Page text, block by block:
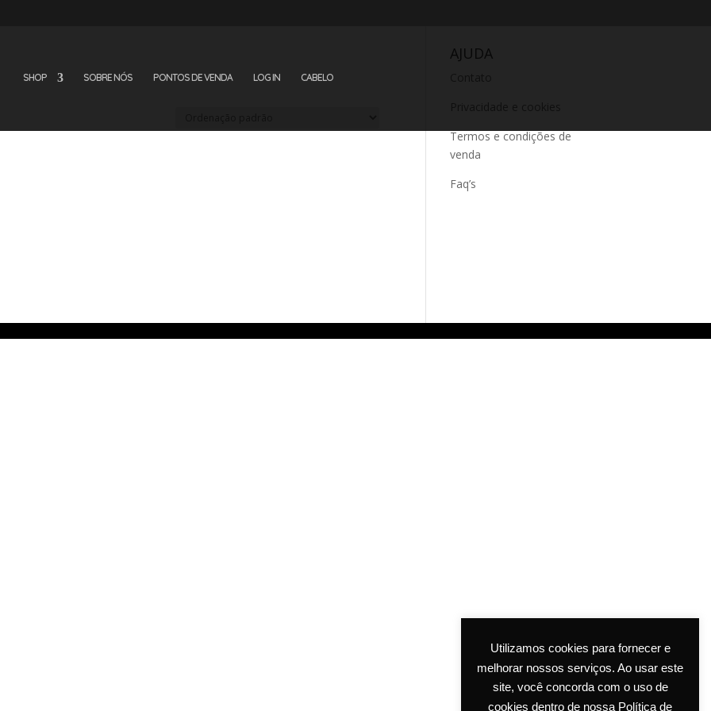
SHOP SOBRE NÓS PONTOS DE VENDA LOG IN CABELO
AJUDA
Termos e condições de
venda
Faq’s
Utilizamos cookies para fornecer e
melhorar nossos serviços. Ao usar este
site, você concorda com o uso de
cookies dentro de nossa Política de